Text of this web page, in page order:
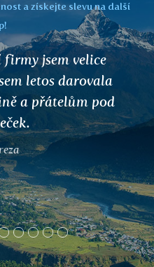
a získejte slevu na další
jsem velice
letos darovala
a přátelům pod